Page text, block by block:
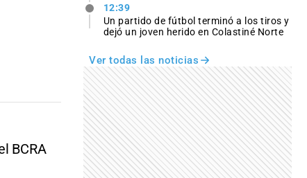
BCRA
12:39
Un partido de fútbol terminó a los tiros y
dejó un joven herido en Colastiné Norte
Ver todas las noticias